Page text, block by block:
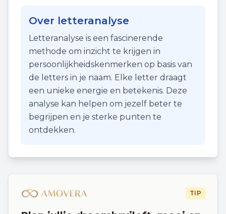
Over letteranalyse
Letteranalyse is een fascinerende
methode om inzicht te krijgen in
persoonlijkheidskenmerken op basis van
de letters in je naam. Elke letter draagt
een unieke energie en betekenis. Deze
analyse kan helpen om jezelf beter te
begrijpen en je sterke punten te
ontdekken.
TIP